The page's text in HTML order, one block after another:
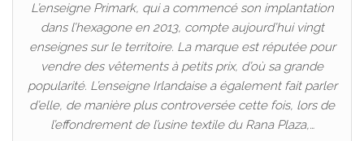
L’enseigne Primark, qui a commencé son implantation
dans l’hexagone en 2013, compte aujourd’hui vingt
enseignes sur le territoire. La marque est réputée pour
vendre des vêtements à petits prix, d’où sa grande
popularité. L’enseigne Irlandaise a également fait parler
d’elle, de manière plus controversée cette fois, lors de
l’effondrement de l’usine textile du Rana Plaza,…